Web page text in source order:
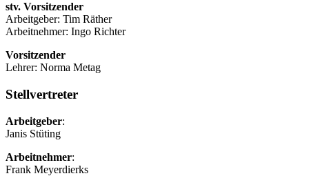
stv. Vorsitzender
Arbeitgeber: Tim Räther
Arbeitnehmer: Ingo Richter
Vorsitzender
Lehrer: Norma Metag
Stellvertreter
Arbeitgeber:
Janis Stüting
Arbeitnehmer:
Frank Meyerdierks